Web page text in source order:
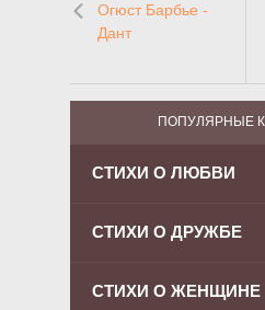
Огюст Барбье -
Дант
ПОПУЛЯРНЫЕ
СТИХИ О ЛЮБВИ
СТИХИ О ДРУЖБЕ
СТИХИ О ЖЕНЩИНЕ